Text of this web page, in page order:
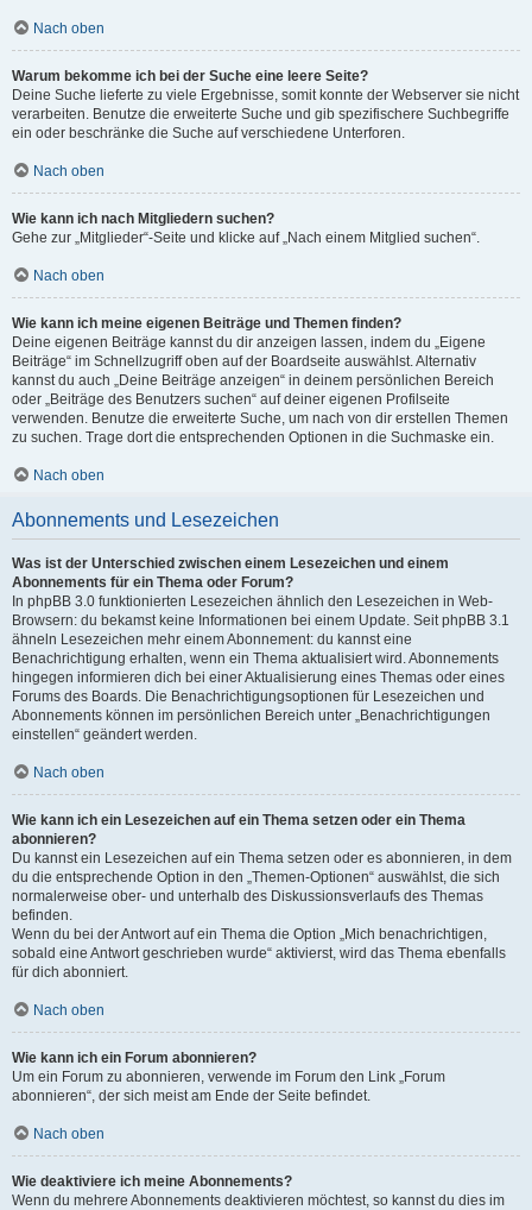
Nach oben
Warum bekomme ich bei der Suche eine leere Seite?
Deine Suche lieferte zu viele Ergebnisse, somit konnte der Webserver sie nicht
verarbeiten. Benutze die erweiterte Suche und gib spezifischere Suchbegriffe
ein oder beschränke die Suche auf verschiedene Unterforen.
Nach oben
Wie kann ich nach Mitgliedern suchen?
Gehe zur „Mitglieder“-Seite und klicke auf „Nach einem Mitglied suchen“.
Nach oben
Wie kann ich meine eigenen Beiträge und Themen finden?
Deine eigenen Beiträge kannst du dir anzeigen lassen, indem du „Eigene
Beiträge“ im Schnellzugriff oben auf der Boardseite auswählst. Alternativ
kannst du auch „Deine Beiträge anzeigen“ in deinem persönlichen Bereich
oder „Beiträge des Benutzers suchen“ auf deiner eigenen Profilseite
verwenden. Benutze die erweiterte Suche, um nach von dir erstellen Themen
zu suchen. Trage dort die entsprechenden Optionen in die Suchmaske ein.
Nach oben
Abonnements und Lesezeichen
Was ist der Unterschied zwischen einem Lesezeichen und einem
Abonnements für ein Thema oder Forum?
In phpBB 3.0 funktionierten Lesezeichen ähnlich den Lesezeichen in Web-
Browsern: du bekamst keine Informationen bei einem Update. Seit phpBB 3.1
ähneln Lesezeichen mehr einem Abonnement: du kannst eine
Benachrichtigung erhalten, wenn ein Thema aktualisiert wird. Abonnements
hingegen informieren dich bei einer Aktualisierung eines Themas oder eines
Forums des Boards. Die Benachrichtigungsoptionen für Lesezeichen und
Abonnements können im persönlichen Bereich unter „Benachrichtigungen
einstellen“ geändert werden.
Nach oben
Wie kann ich ein Lesezeichen auf ein Thema setzen oder ein Thema
abonnieren?
Du kannst ein Lesezeichen auf ein Thema setzen oder es abonnieren, in dem
du die entsprechende Option in den „Themen-Optionen“ auswählst, die sich
normalerweise ober- und unterhalb des Diskussionsverlaufs des Themas
befinden.
Wenn du bei der Antwort auf ein Thema die Option „Mich benachrichtigen,
sobald eine Antwort geschrieben wurde“ aktivierst, wird das Thema ebenfalls
für dich abonniert.
Nach oben
Wie kann ich ein Forum abonnieren?
Um ein Forum zu abonnieren, verwende im Forum den Link „Forum
abonnieren“, der sich meist am Ende der Seite befindet.
Nach oben
Wie deaktiviere ich meine Abonnements?
Wenn du mehrere Abonnements deaktivieren möchtest, so kannst du dies im